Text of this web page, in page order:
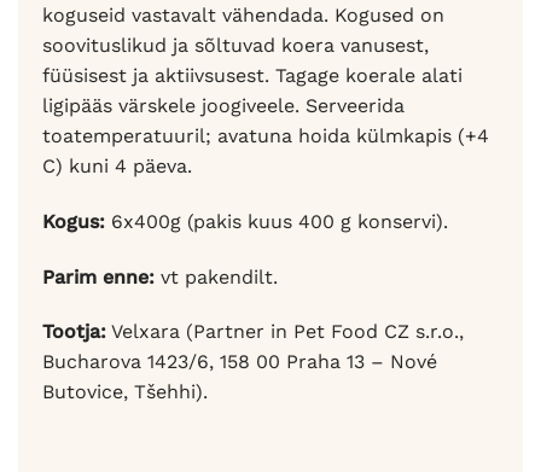
koguseid vastavalt vähendada. Kogused on
soovituslikud ja sõltuvad koera vanusest,
füüsisest ja aktiivsusest. Tagage koerale alati
ligipääs värskele joogiveele. Serveerida
toatemperatuuril; avatuna hoida külmkapis (+4
C) kuni 4 päeva.
Kogus: 6x400g (pakis kuus 400 g konservi).
Parim enne: vt pakendilt.
Tootja: Velxara (Partner in Pet Food CZ s.r.o.,
Bucharova 1423/6, 158 00 Praha 13 – Nové
Butovice, Tšehhi).